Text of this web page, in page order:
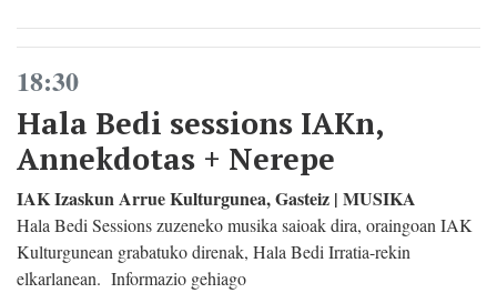
18:30
Hala Bedi sessions IAKn,
Annekdotas + Nerepe
IAK Izaskun Arrue Kulturgunea, Gasteiz | MUSIKA
Hala Bedi Sessions zuzeneko musika saioak dira, oraingoan IAK
Kulturgunean grabatuko direnak, Hala Bedi Irratia-rekin
elkarlanean. Informazio gehiago